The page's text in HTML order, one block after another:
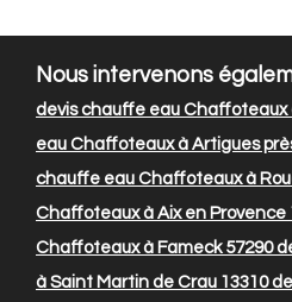
Nous intervenons
devis chauffe eau Chaffoteaux
eau Chaffoteaux à Artigues
chauffe eau Chaffoteaux à
Chaffoteaux à Aix en Provence
Chaffoteaux à Fameck 57290
à Saint Martin de Crau 13310